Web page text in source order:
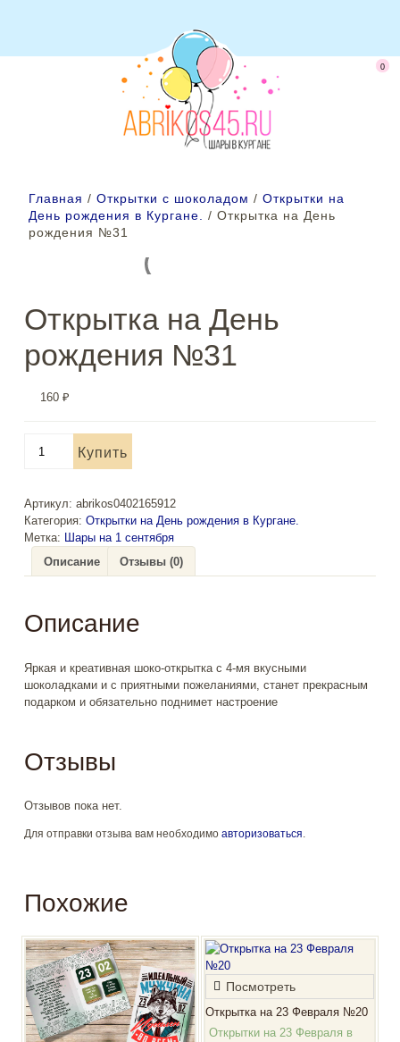
0
Главная / Открытки с шоколадом / Открытки на
День рождения в Кургане. / Открытка на День
рождения №31
Открытка на День
рождения №31
160 ₽
товара
День
рождения
№31
Купить
Артикул: abrikos0402165912
Категория: Открытки на День рождения в Кургане.
Метка: Шары на 1 сентября
Описание
Отзывы (0)
Описание
Яркая и креативная шоко-открытка с 4-мя вкусными
шоколадками и с приятными пожеланиями, станет прекрасным
подарком и обязательно поднимет настроение
Отзывы
Отзывов пока нет.
Для отправки отзыва вам необходимо авторизоваться.
Похожие
Посмотреть
Открытка на 23 Февраля №20
Открытки на 23 Февраля в